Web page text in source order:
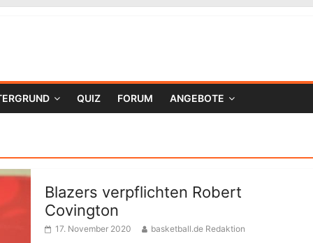
QUIZ FORUM ANGEBOTE
Blazers verpflichten Robert
Covington
17. November 2020 basketball.de Redaktion